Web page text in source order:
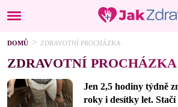
DOMŮ ZDRAVOTNÍ PROCHÁZKA
ZDRAVOTNÍ PROCHÁZKA
Jen 2,5 hodiny týdně
roky i desítky let.